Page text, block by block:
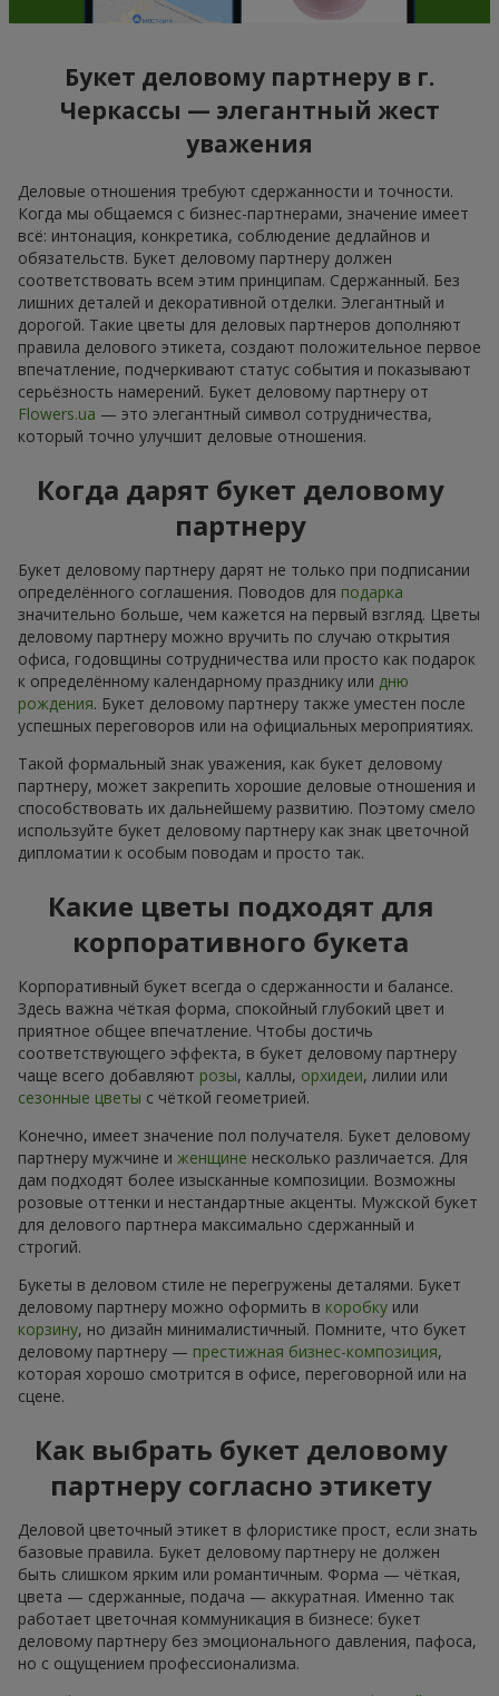
Букет деловому партнеру в г.
Черкассы — элегантный жест
уважения
Деловые отношения требуют сдержанности и точности.
Когда мы общаемся с бизнес-партнерами, значение имеет
всё: интонация, конкретика, соблюдение дедлайнов и
обязательств. Букет деловому партнеру должен
соответствовать всем этим принципам. Сдержанный. Без
лишних деталей и декоративной отделки. Элегантный и
дорогой. Такие цветы для деловых партнеров дополняют
правила делового этикета, создают положительное первое
впечатление, подчеркивают статус события и показывают
серьёзность намерений. Букет деловому партнеру от
Flowers.ua — это элегантный символ сотрудничества,
который точно улучшит деловые отношения.
Когда дарят букет деловому
партнеру
Букет деловому партнеру дарят не только при подписании
определённого соглашения. Поводов для подарка
значительно больше, чем кажется на первый взгляд. Цветы
деловому партнеру можно вручить по случаю открытия
офиса, годовщины сотрудничества или просто как подарок
к определённому календарному празднику или дню
рождения. Букет деловому партнеру также уместен после
успешных переговоров или на официальных мероприятиях.
Такой формальный знак уважения, как букет деловому
партнеру, может закрепить хорошие деловые отношения и
способствовать их дальнейшему развитию. Поэтому смело
используйте букет деловому партнеру как знак цветочной
дипломатии к особым поводам и просто так.
Какие цветы подходят для
корпоративного букета
Корпоративный букет всегда о сдержанности и балансе.
Здесь важна чёткая форма, спокойный глубокий цвет и
приятное общее впечатление. Чтобы достичь
соответствующего эффекта, в букет деловому партнеру
чаще всего добавляют розы, каллы, орхидеи, лилии или
сезонные цветы с чёткой геометрией.
Конечно, имеет значение пол получателя. Букет деловому
партнеру мужчине и женщине несколько различается. Для
дам подходят более изысканные композиции. Возможны
розовые оттенки и нестандартные акценты. Мужской букет
для делового партнера максимально сдержанный и
строгий.
Букеты в деловом стиле не перегружены деталями. Букет
деловому партнеру можно оформить в коробку или
корзину, но дизайн минималистичный. Помните, что букет
деловому партнеру — престижная бизнес-композиция,
которая хорошо смотрится в офисе, переговорной или на
сцене.
Как выбрать букет деловому
партнеру согласно этикету
Деловой цветочный этикет в флористике прост, если знать
базовые правила. Букет деловому партнеру не должен
быть слишком ярким или романтичным. Форма — чёткая,
цвета — сдержанные, подача — аккуратная. Именно так
работает цветочная коммуникация в бизнесе: букет
деловому партнеру без эмоционального давления, пафоса,
но с ощущением профессионализма.